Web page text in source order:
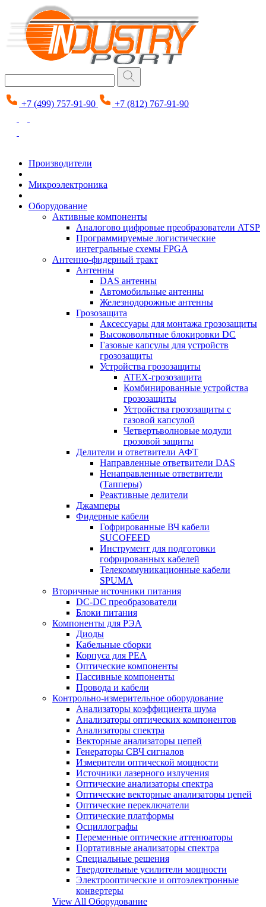
+7 (499) 757-91-90 +7 (812) 767-91-90
Производители
Микроэлектроника
Оборудование
Активные компоненты
Аналогово цифровые преобразователи ATSP
Программируемые логистические
интегральные схемы FPGA
Антенно-фидерный тракт
Антенны
DAS антенны
Автомобильные антенны
Железнодорожные антенны
Грозозащита
Аксессуары для монтажа грозозащиты
Высоковольтные блокировки DC
Газовые капсулы для устройств
грозозащиты
Устройства грозозащиты
ATEX-грозозащита
Комбинированные устройства
грозозащиты
Устройства грозозащиты с
газовой капсулой
Четвертьволновые модули
грозовой защиты
Делители и ответвители АФТ
Направленные ответвители DAS
Ненаправленные ответвители
(Тапперы)
Реактивные делители
Джамперы
Фидерные кабели
Гофрированные ВЧ кабели
SUCOFEED
Инструмент для подготовки
гофрированных кабелей
Телекоммуникационные кабели
SPUMA
Вторичные источники питания
DC-DC преобразователи
Блоки питания
Компоненты для РЭА
Диоды
Кабельные сборки
Корпуса для РЕА
Оптические компоненты
Пассивные компоненты
Провода и кабели
Контрольно-измерительное оборудование
Анализаторы коэффициента шума
Анализаторы оптических компонентов
Анализаторы спектра
Векторные анализаторы цепей
Генераторы СВЧ сигналов
Измерители оптической мощности
Источники лазерного излучения
Оптические анализаторы спектра
Оптические векторные анализаторы цепей
Оптические переключатели
Оптические платформы
Осциллографы
Переменные оптические аттенюаторы
Портативные анализаторы спектра
Специальные решения
Твердотельные усилители мощности
Электрооптические и оптоэлектронные
конвертеры
View All Оборудование